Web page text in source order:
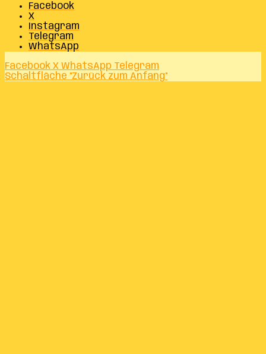
Facebook
X
Instagram
Telegram
WhatsApp
Facebook X WhatsApp Telegram
Schaltfläche "Zurück zum Anfang"